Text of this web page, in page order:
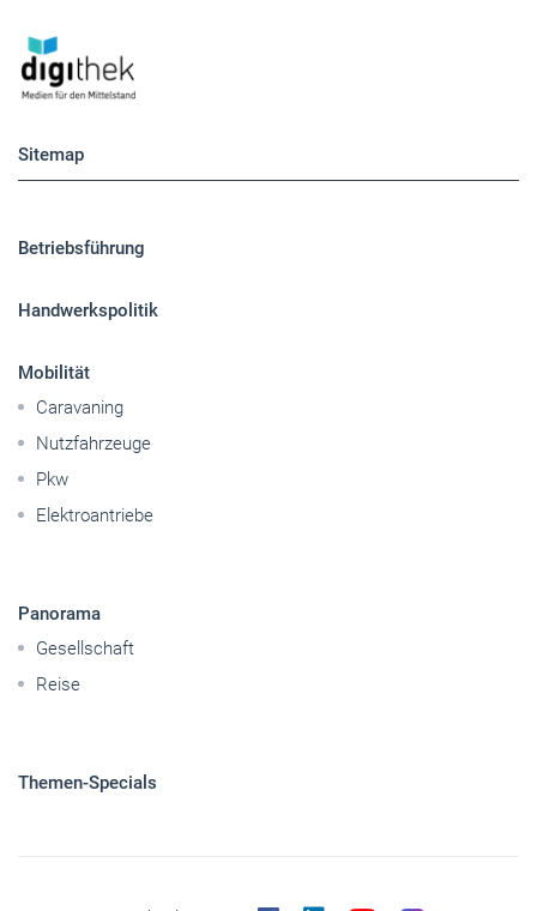
Sitemap
Betriebsführung
Handwerkspolitik
Mobilität
Caravaning
Nutzfahrzeuge
Pkw
Elektroantriebe
Panorama
Gesellschaft
Reise
Themen-Specials